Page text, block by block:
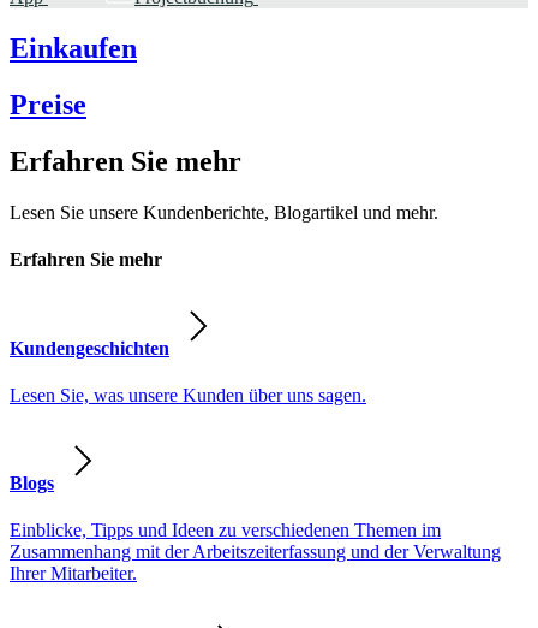
Einkaufen
Preise
Erfahren Sie mehr
Lesen Sie unsere Kundenberichte, Blogartikel und mehr.
Erfahren Sie mehr
Kundengeschichten
Lesen Sie, was unsere Kunden über uns sagen.
Blogs
Einblicke, Tipps und Ideen zu verschiedenen Themen im
Zusammenhang mit der Arbeitszeiterfassung und der Verwaltung
Ihrer Mitarbeiter.